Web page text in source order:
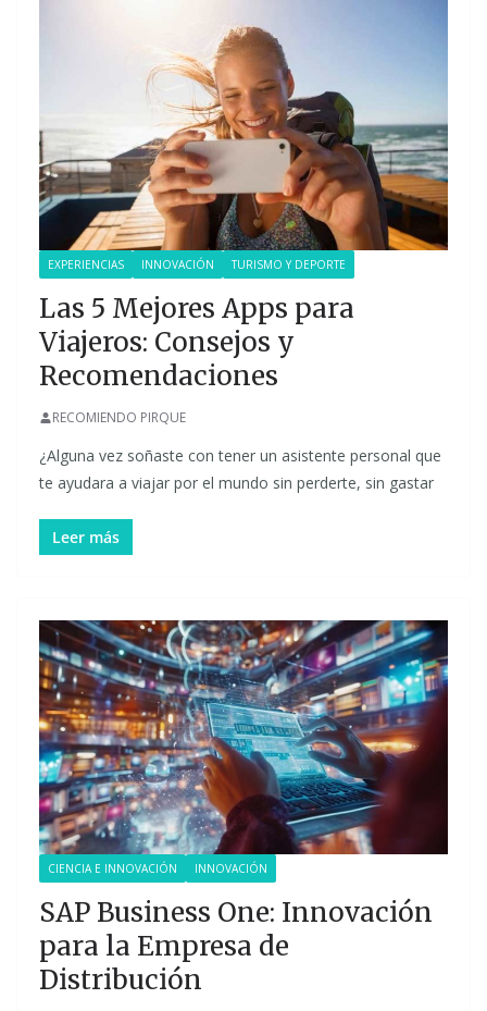
EXPERIENCIAS INNOVACIÓN TURISMO Y DEPORTE
Las 5 Mejores Apps para
Viajeros: Consejos y
Recomendaciones
RECOMIENDO PIRQUE
¿Alguna vez soñaste con tener un asistente personal que
te ayudara a viajar por el mundo sin perderte, sin gastar
Leer más
CIENCIA E INNOVACIÓN INNOVACIÓN
SAP Business One: Innovación
para la Empresa de
Distribución